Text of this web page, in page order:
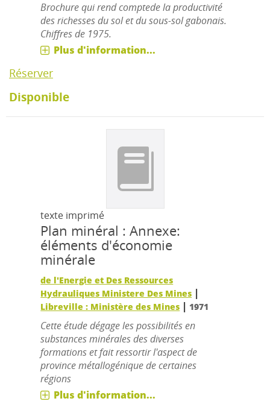
Brochure qui rend comptede la productivité
des richesses du sol et du sous-sol gabonais.
Chiffres de 1975.
Plus d'information...
Réserver
Disponible
texte imprimé
Plan minéral : Annexe:
éléments d'économie
minérale
de l'Energie et Des Ressources
Hydrauliques Ministere Des Mines |
Libreville : Ministère des Mines | 1971
Cette étude dégage les possibilités en
substances minérales des diverses
formations et fait ressortir l'aspect de
province métallogénique de certaines
régions
Plus d'information...